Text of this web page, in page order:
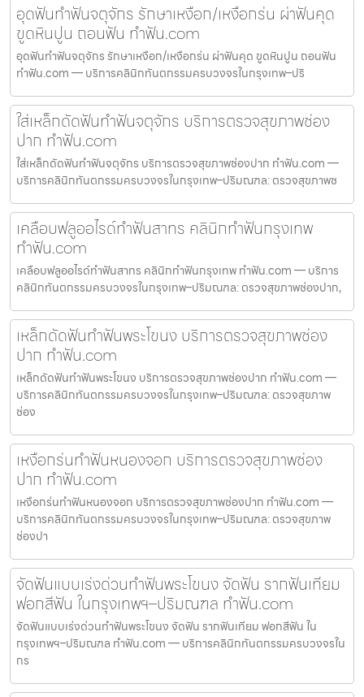
อุดฟันทำฟันจตุจักร รักษาเหงือก/เหงือกร่น ผ่าฟันคุด
ขูดหินปูน ถอนฟัน ทำฟัน.com
อุดฟันทำฟันจตุจักร รักษาเหงือก/เหงือกร่น ผ่าฟันคุด ขูดหินปูน ถอนฟัน
ทำฟัน.com — บริการคลินิกทันตกรรมครบวงจรในกรุงเทพ–ปริ
ใส่เหล็กดัดฟันทำฟันจตุจักร บริการตรวจสุขภาพช่อง
ปาก ทำฟัน.com
ใส่เหล็กดัดฟันทำฟันจตุจักร บริการตรวจสุขภาพช่องปาก ทำฟัน.com —
บริการคลินิกทันตกรรมครบวงจรในกรุงเทพ–ปริมณฑล: ตรวจสุขภาพช
เคลือบฟลูออไรด์ทำฟันสาทร คลินิกทำฟันกรุงเทพ
ทำฟัน.com
เคลือบฟลูออไรด์ทำฟันสาทร คลินิกทำฟันกรุงเทพ ทำฟัน.com — บริการ
คลินิกทันตกรรมครบวงจรในกรุงเทพ–ปริมณฑล: ตรวจสุขภาพช่องปาก,
เหล็กดัดฟันทำฟันพระโขนง บริการตรวจสุขภาพช่อง
ปาก ทำฟัน.com
เหล็กดัดฟันทำฟันพระโขนง บริการตรวจสุขภาพช่องปาก ทำฟัน.com —
บริการคลินิกทันตกรรมครบวงจรในกรุงเทพ–ปริมณฑล: ตรวจสุขภาพ
ช่อง
เหงือกร่นทำฟันหนองจอก บริการตรวจสุขภาพช่อง
ปาก ทำฟัน.com
เหงือกร่นทำฟันหนองจอก บริการตรวจสุขภาพช่องปาก ทำฟัน.com —
บริการคลินิกทันตกรรมครบวงจรในกรุงเทพ–ปริมณฑล: ตรวจสุขภาพ
ช่องปา
จัดฟันแบบเร่งด่วนทำฟันพระโขนง จัดฟัน รากฟันเทียม
ฟอกสีฟัน ในกรุงเทพฯ–ปริมณฑล ทำฟัน.com
จัดฟันแบบเร่งด่วนทำฟันพระโขนง จัดฟัน รากฟันเทียม ฟอกสีฟัน ใน
กรุงเทพฯ–ปริมณฑล ทำฟัน.com — บริการคลินิกทันตกรรมครบวงจรใน
กร